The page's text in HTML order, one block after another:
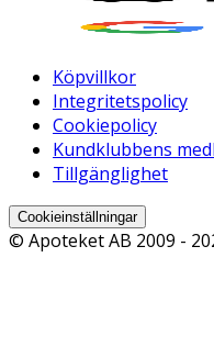
Köpvillkor
Integritetspolicy
Cookiepolicy
Kundklubbens
Tillgänglighet
Cookieinställningar
© Apoteket AB 2009 -